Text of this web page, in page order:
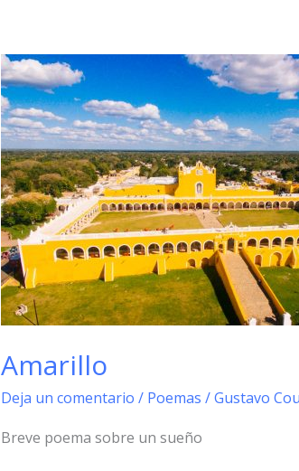
Amarillo
Deja un comentario / Poemas /Gustavo
Breve poema sobre un sueño
Amarillo